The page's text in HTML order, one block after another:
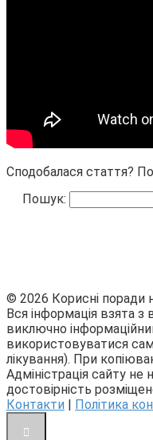
Сподобалася стаття?
Пошук:
© 2026 Корисні поради
Вся інформація взята з
виключно
використовуватися
лікування). При
Адміністрація сайту не
достовірність
Контакти | Політика